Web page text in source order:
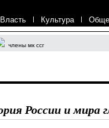
Власть | Культура |
члены мк ссг
России и мира